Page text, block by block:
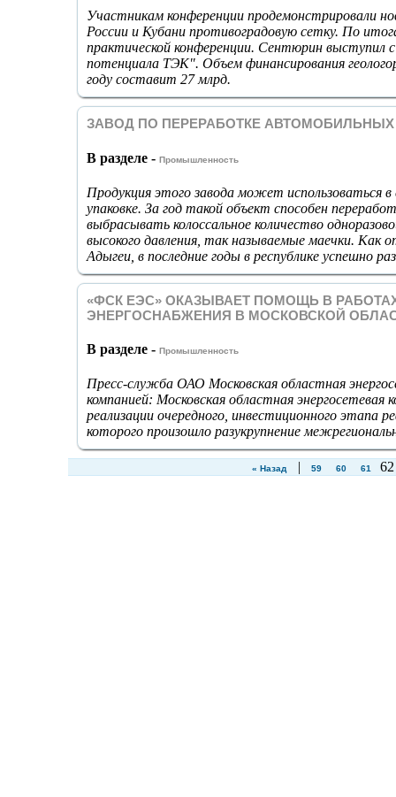
Участникам конференции продемонстрировали
России и Кубани противоградовую сетку. По
практической конференции. Сентюрин выступил
потенциала ТЭК". Объем финансирования
году составит 27 млрд.
ЗАВОД ПО ПЕРЕРАБОТКЕ
В разделе - Промышленность
Продукция этого завода может использоваться
упаковке. За год такой объект способен
выбрасывать колоссальное количество
высокого давления, так называемые маечки. Как
Адыгеи, в последние годы в республике успешно
«ФСК ЕЭС» ОКАЗЫВАЕТ ПОМОЩЬ В
ЭНЕРГОСНАБЖЕНИЯ В МОСКОВСКОЙ
В разделе - Промышленность
Пресс-служба ОАО Московская областная
компанией: Московская областная
реализации очередного, инвестиционного этапа
которого произошло разукрупнение
« Назад | 59 60 61